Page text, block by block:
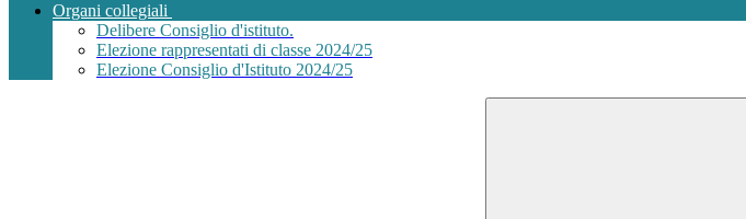
Organi collegiali
Delibere Consiglio d'istituto.
Elezione rappresentati di classe 2024/25
Elezione Consiglio d'Istituto 2024/25